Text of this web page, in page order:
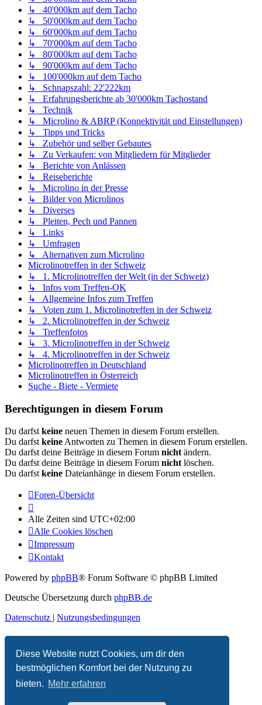
Diese Website nutzt Cookies, um dir den
bestmöglichen Komfort bei der Nutzung zu
bieten. Mehr erfahren
↳ 40'000km auf dem Tacho
↳ 50'000km auf dem Tacho
↳ 60'000km auf dem Tacho
↳ 70'000km auf dem Tacho
↳ 80'000km auf dem Tacho
↳ 90'000km auf dem Tacho
↳ 100'000km auf dem Tacho
↳ Schnapszahl: 22'222km
↳ Erfahrungsberichte ab 30'000km Tachostand
↳ Technik
↳ Microlino & ABRP (Konnektivität und Einstellungen)
↳ Tipps und Tricks
↳ Zubehör und selber Gebautes
↳ Zu Verkaufen: von Mitgliedern für Mitglieder
↳ Berichte von Anlässen
↳ Reiseberichte
↳ Microlino in der Presse
↳ Bilder von Microlinos
↳ Diverses
↳ Pleiten, Pech und Pannen
↳ Links
↳ Umfragen
↳ Alternativen zum Microlino
Microlinotreffen in der Schweiz
↳ 1. Microlinotreffen der Welt (in der Schweiz)
↳ Infos vom Treffen-OK
↳ Allgemeine Infos zum Treffen
↳ Voten zum 1. Microlinotreffen in der Schweiz
↳ 2. Microlinotreffen in der Schweiz
↳ Treffenfotos
↳ 3. Microlinotreffen in der Schweiz
↳ 4. Microlinotreffen in der Schweiz
Microlinotreffen in Deutschland
Microlinotreffen in Österreich
Suche - Biete - Vermiete
Berechtigungen in diesem Forum
Du darfst keine neuen Themen in diesem Forum erstellen.
Du darfst keine Antworten zu Themen in diesem Forum erstellen.
Du darfst deine Beiträge in diesem Forum nicht ändern.
Du darfst deine Beiträge in diesem Forum nicht löschen.
Du darfst keine Dateianhänge in diesem Forum erstellen.
Foren-Übersicht
Alle Zeiten sind UTC+02:00
Alle Cookies löschen
Impressum
Kontakt
Powered by phpBB® Forum Software © phpBB Limited
Deutsche Übersetzung durch phpBB.de
Datenschutz | Nutzungsbedingungen